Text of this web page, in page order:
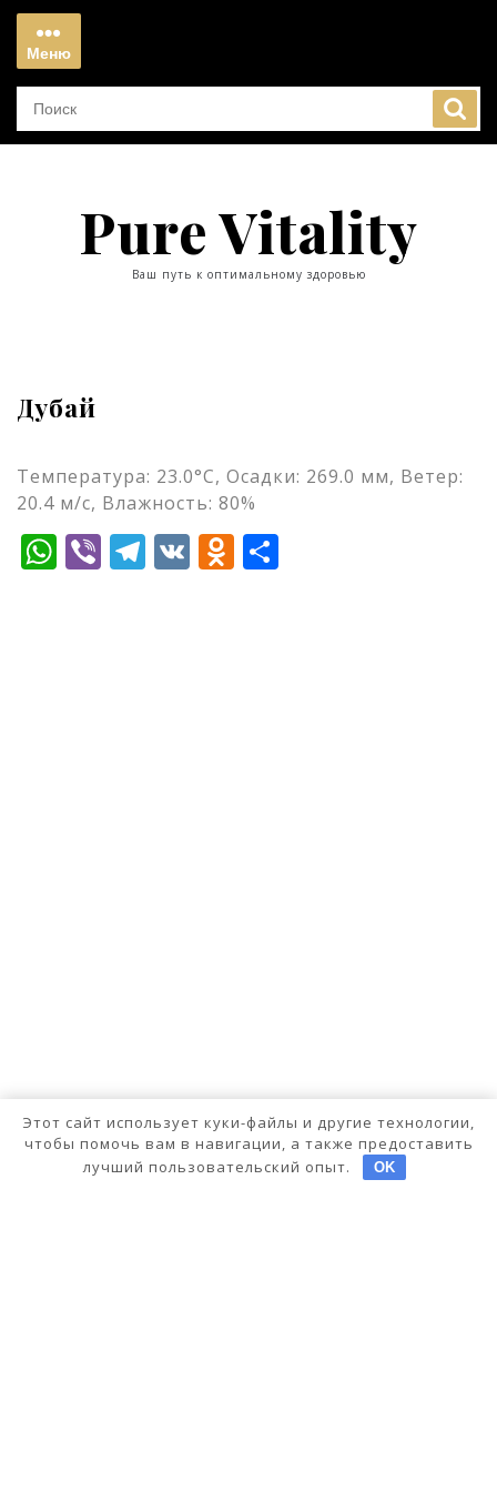
Перейти
содержимому
Меню
Меню
Pure Vitality
Ваш путь к оптимальному здоровью
Дубай
Температура: 23.0°C, Осадки: 269.0 мм, Ветер:
20.4 м/с, Влажность: 80%
WhatsApp
ViberTelegram
VKOdnoklassniki
Этот сайт использует куки-файлы и другие технологии,
чтобы помочь вам в навигации, а также предоставить
лучший пользовательский опыт.
OK